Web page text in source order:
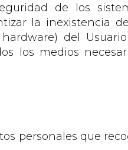
de los
la inexistencia
del
los medios
personales que